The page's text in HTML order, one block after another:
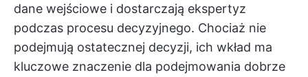
dane wejściowe i dostarczają ekspertyz
podczas procesu decyzyjnego. Chociaż nie
podejmują ostatecznej decyzji, ich wkład ma
kluczowe znaczenie dla podejmowania dobrze